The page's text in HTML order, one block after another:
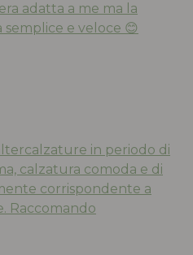
adatta a me ma la
e veloce 😊
in periodo di
calzatura comoda e di
corrispondente a
Raccomando